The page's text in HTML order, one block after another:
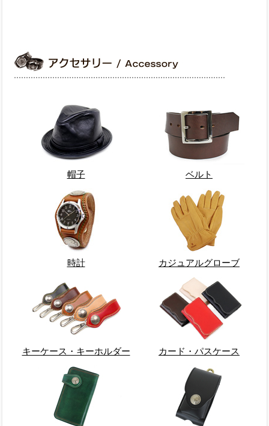
帽子 ベルト
時計 カジュアルグローブ
キーケース・キーホルダー カード・パスケース